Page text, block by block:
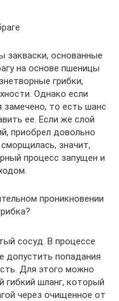
закваски, основанные
на основе пшеницы
грибки,
Однако если
то есть шанс
ее. Если же слой
приобрел довольно
значит,
процесс запущен и
проникновении
сосуд. В процессе
допустить попадания
Для этого можно
гибкий шланг, который
через очищенное от